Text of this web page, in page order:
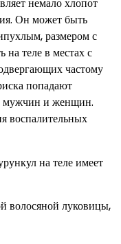
Он может быть
размером с
теле в местах с
частому
попадают
мужчин и женщин.
воспалительных
на теле имеет
волосяной луковицы,